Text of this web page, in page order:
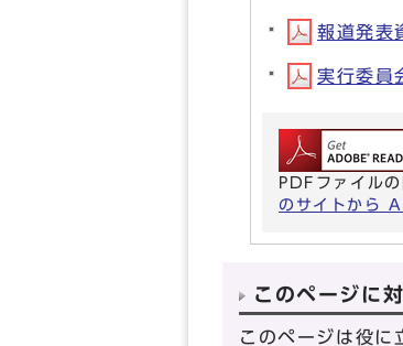
報道発
実行委
PDFファイル
のサイトから
このページに
このページは役に